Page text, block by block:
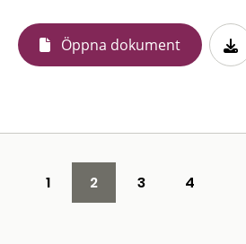
Öppna dokument
1 2 3 4